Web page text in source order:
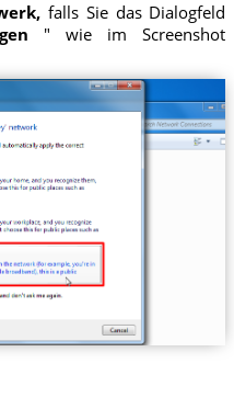
falls Sie das Dialogfeld
" wie im Screenshot